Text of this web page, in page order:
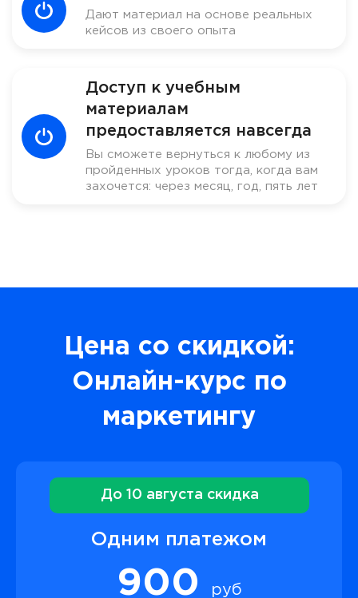
Дают материал на основе реальных
кейсов из своего опыта
Доступ к учебным
материалам
предоставляется навсегда
Вы сможете вернуться к любому из
пройденных уроков тогда, когда вам
захочется: через месяц, год, пять лет
Цена со скидкой:
Онлайн-курс по
маркетингу
До 10 августа скидка
Одним платежом
900 руб